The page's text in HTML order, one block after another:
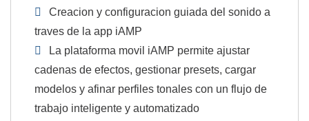
Creacion y configuracion guiada del sonido a
traves de la app iAMP
La plataforma movil iAMP permite ajustar
cadenas de efectos, gestionar presets, cargar
modelos y afinar perfiles tonales con un flujo de
trabajo inteligente y automatizado